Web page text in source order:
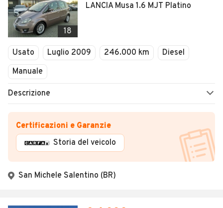
18
LANCIA Musa 1.6 MJT Platino
Usato Luglio 2009 246.000 km
Diesel
Manuale
Descrizione
Certificazioni e Garanzie
Storia del veicolo
San Michele Salentino (BR)